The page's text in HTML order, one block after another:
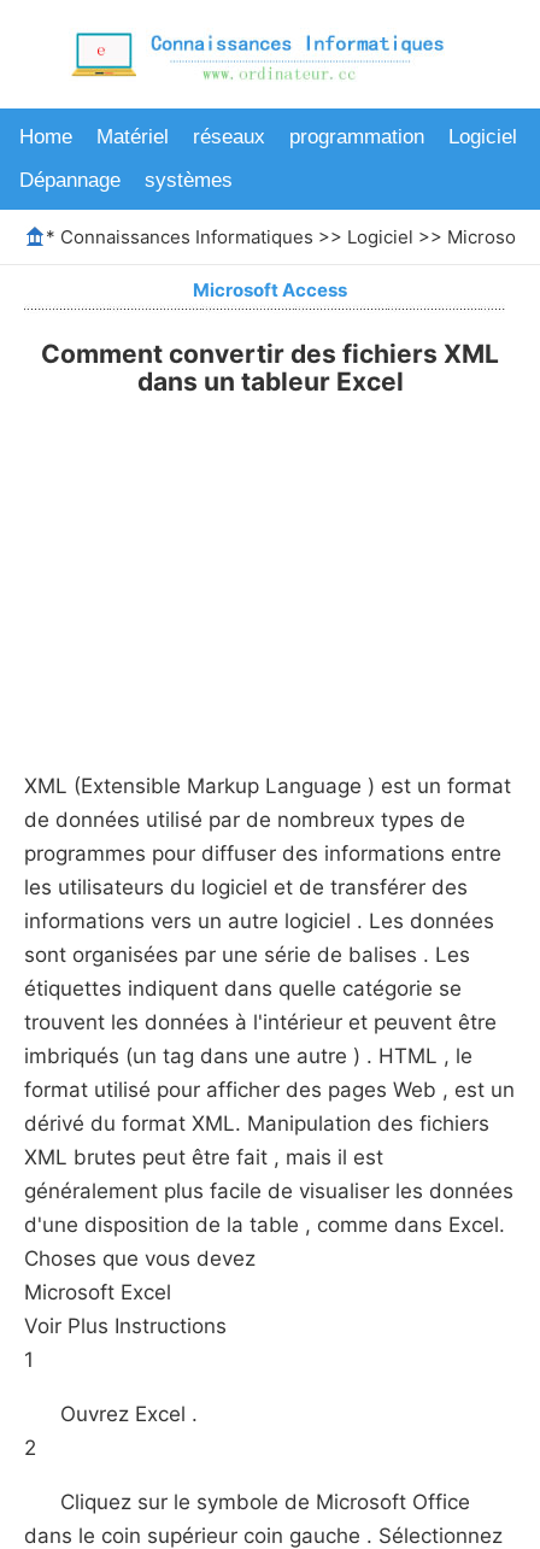
Home Matériel réseaux programmation
Logiciel
Dépannage
systèmes
* Connaissances Informatiques >> Logiciel >> Microsoft
Microsoft Access
Comment convertir des fichiers XML
dans un tableur Excel
XML ​​(Extensible Markup Language ) est un format
de données utilisé par de nombreux types de
programmes pour diffuser des informations entre
les utilisateurs du logiciel et de transférer des
informations vers un autre logiciel . Les données
sont organisées par une série de balises . Les
étiquettes indiquent dans quelle catégorie se
trouvent les données à l'intérieur et peuvent être
imbriqués (un tag dans une autre ) . HTML , le
format utilisé pour afficher des pages Web , est un
dérivé du format XML. Manipulation des fichiers
XML brutes peut être fait , mais il est
généralement plus facile de visualiser les données
d'une disposition de la table , comme dans Excel.
Choses que vous devez
Microsoft Excel
Voir Plus Instructions
1
Ouvrez Excel .
2
Cliquez sur le symbole de Microsoft Office
dans le coin supérieur coin gauche . Sélectionnez